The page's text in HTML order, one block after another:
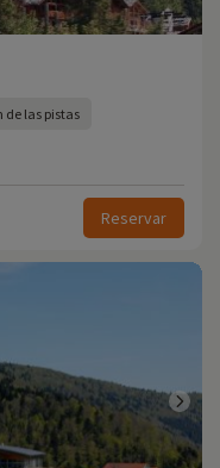
de las pistas
Reservar